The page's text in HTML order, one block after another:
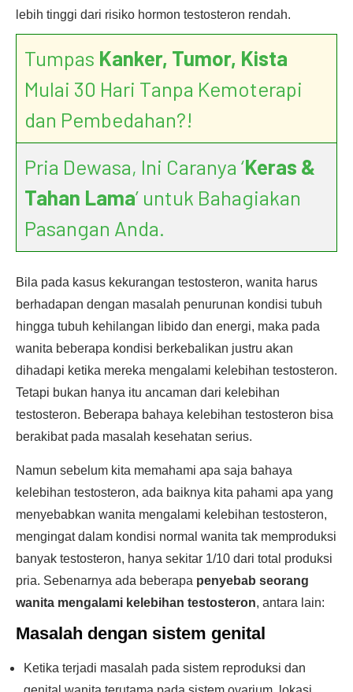
lebih tinggi dari risiko hormon testosteron rendah.
Tumpas Kanker, Tumor, Kista
Mulai 30 Hari Tanpa Kemoterapi
dan Pembedahan?!
Pria Dewasa, Ini Caranya ‘Keras &
Tahan Lama’ untuk Bahagiakan
Pasangan Anda.
Bila pada kasus kekurangan testosteron, wanita harus
berhadapan dengan masalah penurunan kondisi tubuh
hingga tubuh kehilangan libido dan energi, maka pada
wanita beberapa kondisi berkebalikan justru akan
dihadapi ketika mereka mengalami kelebihan testosteron.
Tetapi bukan hanya itu ancaman dari kelebihan
testosteron. Beberapa bahaya kelebihan testosteron bisa
berakibat pada masalah kesehatan serius.
Namun sebelum kita memahami apa saja bahaya
kelebihan testosteron, ada baiknya kita pahami apa yang
menyebabkan wanita mengalami kelebihan testosteron,
mengingat dalam kondisi normal wanita tak memproduksi
banyak testosteron, hanya sekitar 1/10 dari total produksi
pria. Sebenarnya ada beberapa penyebab seorang
wanita mengalami kelebihan testosteron, antara lain:
Masalah dengan sistem genital
Ketika terjadi masalah pada sistem reproduksi dan